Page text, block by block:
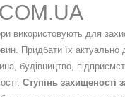
використовують для
Придбати їх актуально
будівництво,
Ступінь захищеності